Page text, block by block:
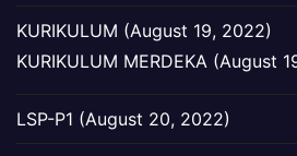
KURIKULUM (August 19, 2022)
KURIKULUM MERDEKA (August
LSP-P1 (August 20, 2022)